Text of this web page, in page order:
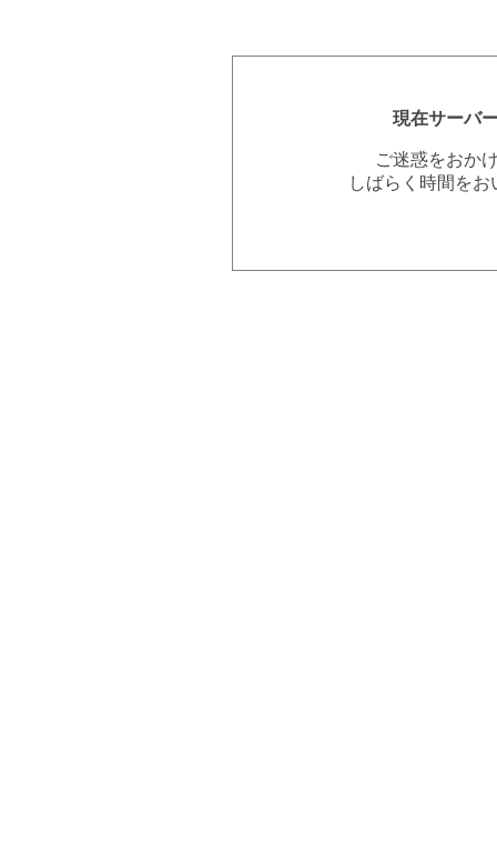
現在サーバ
ご迷惑をおか
しばらく時間を